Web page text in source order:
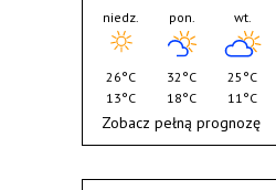
niedz.
26°C
13°C
pon.
32°C
18°C
wt.
25°C
11°C
Zobacz pełną prognozę